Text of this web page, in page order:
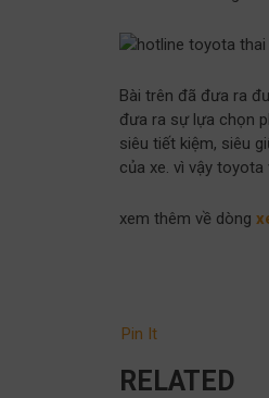
Bài trên đã đưa ra
đưa ra sự lựa chọn
siêu tiết kiệm, siêu
của xe. vì vậy
xem thêm về dòng
Pin It
RELATED